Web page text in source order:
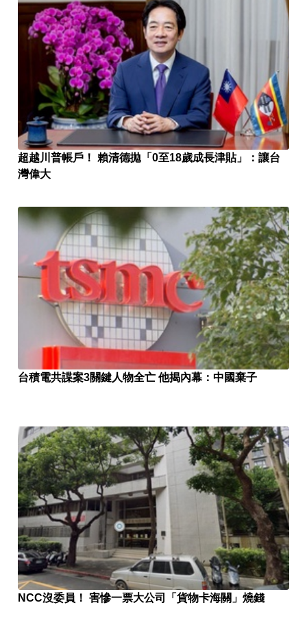
超越川普帳戶！ 賴清德拋「0至18歲成長津貼」：讓台
灣偉大
台積電共諜案3關鍵人物全亡 他揭內幕：中國棄子
NCC沒委員！ 害慘一票大公司「貨物卡海關」燒錢